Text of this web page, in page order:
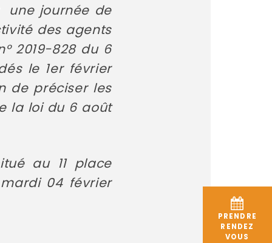
PRENDRE
RENDEZ
VOUS
une journée de
des agents
2019-828 du 6
le 1er février
de préciser les
la loi du 6 août
au 11 place
mardi 04 février